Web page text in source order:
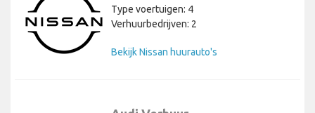
Type voertuigen: 4
Verhuurbedrijven: 2
Bekijk Nissan huurauto's